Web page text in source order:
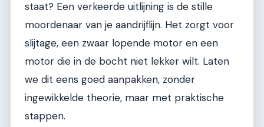
staat? Een verkeerde uitlijning is de stille
moordenaar van je aandrijflijn. Het zorgt voor
slijtage, een zwaar lopende motor en een
motor die in de bocht niet lekker wilt. Laten
we dit eens goed aanpakken, zonder
ingewikkelde theorie, maar met praktische
stappen.